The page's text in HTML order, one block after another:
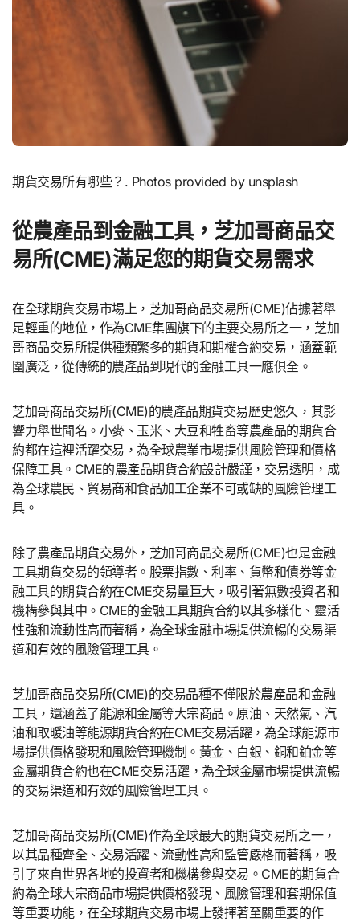
期貨交易所有哪些？. Photos provided by unsplash
從農產品到金融工具，芝加哥商品交
易所(CME)滿足您的期貨交易需求
在全球期貨交易市場上，芝加哥商品交易所(CME)佔據著舉
足輕重的地位，作為CME集團旗下的主要交易所之一，芝加
哥商品交易所提供種類繁多的期貨和期權合約交易，涵蓋範
圍廣泛，從傳統的農產品到現代的金融工具一應俱全。
芝加哥商品交易所(CME)的農產品期貨交易歷史悠久，其影
響力舉世聞名。小麥、玉米、大豆和牲畜等農產品的期貨合
約都在這裡活躍交易，為全球農業市場提供風險管理和價格
保障工具。CME的農產品期貨合約設計嚴謹，交易透明，成
為全球農民、貿易商和食品加工企業不可或缺的風險管理工
具。
除了農產品期貨交易外，芝加哥商品交易所(CME)也是金融
工具期貨交易的領導者。股票指數、利率、貨幣和債券等金
融工具的期貨合約在CME交易量巨大，吸引著無數投資者和
機構參與其中。CME的金融工具期貨合約以其多樣化、靈活
性強和流動性高而著稱，為全球金融市場提供流暢的交易渠
道和有效的風險管理工具。
芝加哥商品交易所(CME)的交易品種不僅限於農產品和金融
工具，還涵蓋了能源和金屬等大宗商品。原油、天然氣、汽
油和取暖油等能源期貨合約在CME交易活躍，為全球能源市
場提供價格發現和風險管理機制。黃金、白銀、銅和鉑金等
金屬期貨合約也在CME交易活躍，為全球金屬市場提供流暢
的交易渠道和有效的風險管理工具。
芝加哥商品交易所(CME)作為全球最大的期貨交易所之一，
以其品種齊全、交易活躍、流動性高和監管嚴格而著稱，吸
引了來自世界各地的投資者和機構參與交易。CME的期貨合
約為全球大宗商品市場提供價格發現、風險管理和套期保值
等重要功能，在全球期貨交易市場上發揮著至關重要的作